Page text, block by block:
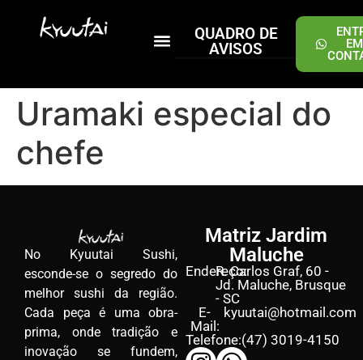
QUADRO DE
AVISOS
EM
Uramaki especial do
chefe
No Kyuutai Sushi,
esconde-se o segredo do
melhor sushi da região.
Cada peça é uma obra-
prima, onde tradição e
inovação se fundem,
Matriz Jardim
Maluche
Endereço:
R. Carlos Graf, 60 -
Jd. Maluche, Brusque
- SC
E-
Mail:
kyuutai@hotmail.com
Telefone:(47) 3019-4150